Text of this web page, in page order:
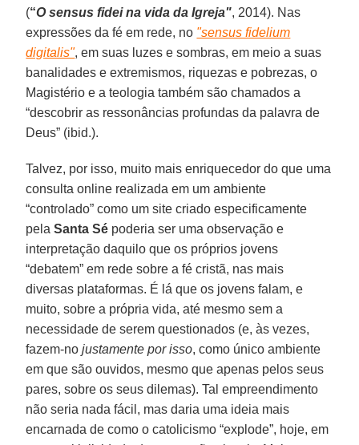
(“O sensus fidei na vida da Igreja", 2014). Nas
expressões da fé em rede, no "sensus fidelium
digitalis", em suas luzes e sombras, em meio a suas
banalidades e extremismos, riquezas e pobrezas, o
Magistério e a teologia também são chamados a
“descobrir as ressonâncias profundas da palavra de
Deus” (ibid.).
Talvez, por isso, muito mais enriquecedor do que uma
consulta online realizada em um ambiente
“controlado” como um site criado especificamente
pelaSanta Sé poderia ser uma observação e
interpretação daquilo que os próprios jovens
“debatem” em rede sobre a fé cristã, nas mais
diversas plataformas. É lá que os jovens falam, e
muito, sobre a própria vida, até mesmo sem a
necessidade de serem questionados (e, às vezes,
fazem-nojustamente por isso, como único ambiente
em que são ouvidos, mesmo que apenas pelos seus
pares, sobre os seus dilemas). Tal empreendimento
não seria nada fácil, mas daria uma ideia mais
encarnada de como o catolicismo “explode”, hoje, em